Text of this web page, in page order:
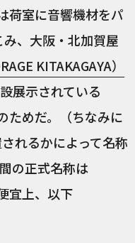
荷室に音響機材をパ
、大阪・北加賀屋
KITAKAGAYA）
展示されている
ためだ。（ちなみに
れるかによって名称
の正式名称は
宜上、以下